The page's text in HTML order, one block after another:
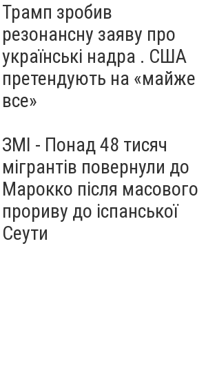
Трамп зробив
резонансну заяву про
українські надра . США
претендують на «майже
все»
ЗМІ - Понад 48 тисяч
мігрантів повернули до
Марокко після масового
прориву до іспанської
Сеути